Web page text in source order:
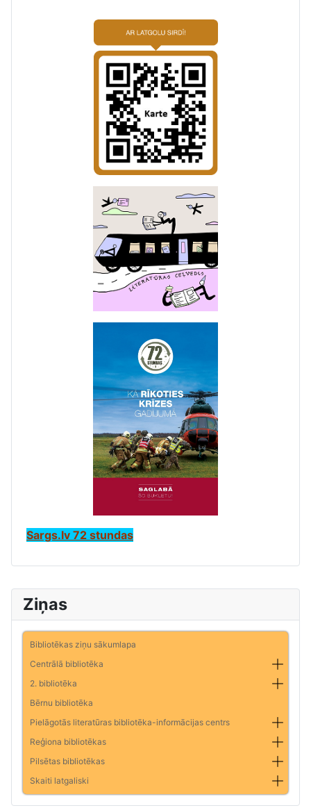
Ziņas
Bibliotēkas ziņu sākumlapa
Centrālā bibliotēka
2. bibliotēka
Bērnu bibliotēka
Pielāgotās literatūras bibliotēka-informācijas centrs
Reģiona bibliotēkas
Pilsētas bibliotēkas
Skaiti latgaliski
Sargs.lv 72 stundas